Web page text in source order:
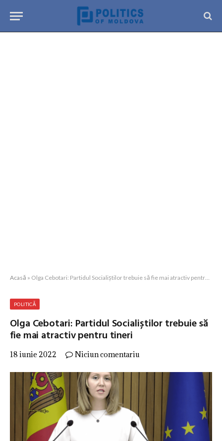
Acasă » Olga Cebotari: Partidul Socialiștilor trebuie să fie mai atractiv pentru tineri
POLITICĂ
Olga Cebotari: Partidul Socialiștilor trebuie să
fie mai atractiv pentru tineri
18 iunie 2022 Niciun comentariu